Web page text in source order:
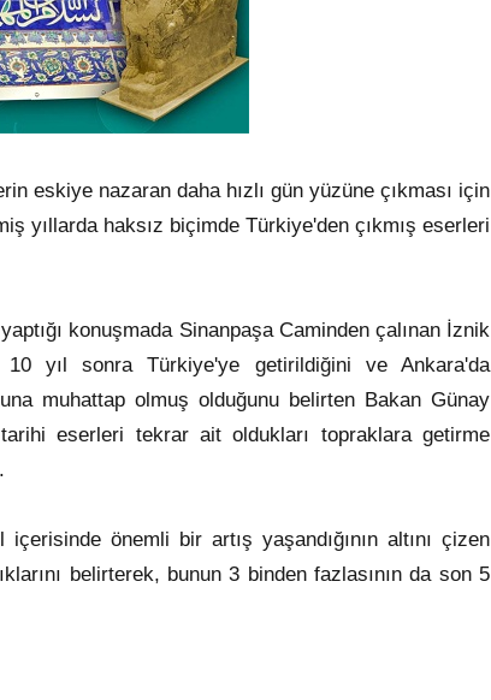
eskiye nazaran daha hızlı gün yüzüne çıkması için
yıllarda haksız biçimde Türkiye'den çıkmış eserleri
konuşmada Sinanpaşa Caminden çalınan İznik
10 yıl sonra Türkiye'ye getirildiğini ve Ankara'da
muhattap olmuş olduğunu belirten Bakan Günay
eserleri tekrar ait oldukları topraklara getirme
önemli bir artış yaşandığının altını çizen
belirterek, bunun 3 binden fazlasının da son 5